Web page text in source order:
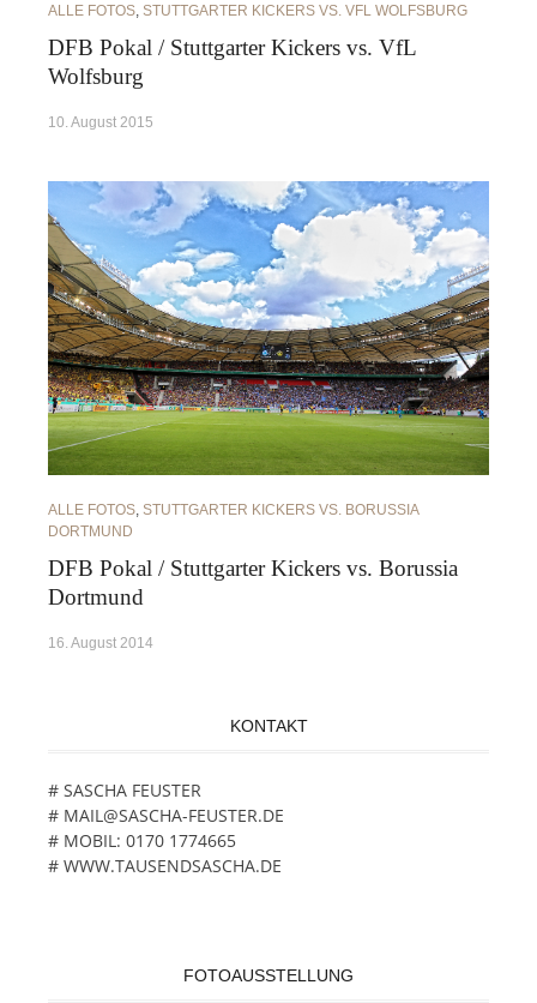
ALLE FOTOS, STUTTGARTER KICKERS VS. VFL WOLFSBURG
DFB Pokal / Stuttgarter Kickers vs. VfL
Wolfsburg
10. August 2015
ALLE FOTOS, STUTTGARTER KICKERS VS. BORUSSIA
DORTMUND
DFB Pokal / Stuttgarter Kickers vs. Borussia
Dortmund
16. August 2014
KONTAKT
# SASCHA FEUSTER
# MAIL@SASCHA-FEUSTER.DE
# MOBIL: 0170 1774665
# WWW.TAUSENDSASCHA.DE
FOTOAUSSTELLUNG